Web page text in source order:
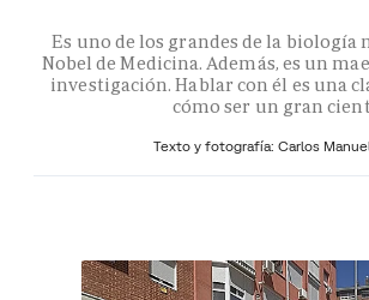
Es uno de los grandes de la
Nobel de Medicina. Además, es un
investigación. Hablar con él es una
cómo ser un gran
Texto y fotografía: Carlos